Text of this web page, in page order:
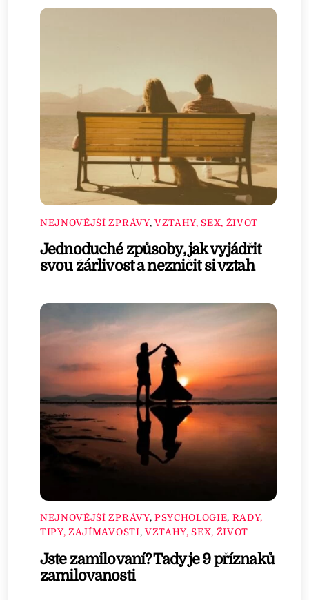
NEJNOVĚJŠÍ ZPRÁVY, VZTAHY, SEX, ŽIVOT
Jednoduché způsoby, jak vyjádřit
svou žárlivost a nezničit si vztah
NEJNOVĚJŠÍ ZPRÁVY, PSYCHOLOGIE, RADY,
TIPY, ZAJÍMAVOSTI, VZTAHY, SEX, ŽIVOT
Jste zamilovaní? Tady je 9 příznaků
zamilovanosti